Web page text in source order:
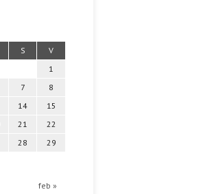
S V
feb »
1
7
8
14
15
21
22
28
29